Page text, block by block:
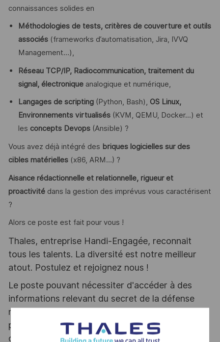
connaissances solides en
Méthodologies de tests, critères de couverture et outils
associés(frameworks d’automatisation, Jira, IVVQ
Management…),
Réseau TCP/IP, Radiocommunication, traitement du
signal, électroniqueanalogique et numérique,
Langages de scripting(Python, Bash), OS Linux,
Environnements virtualisés(KVM, QEMU, Docker...) et
les concepts Devops(Ansible) ?
Vous avez déjà intégré des briques logicielles sur des
cibles matérielles(x86, ARM…) ?
Aisance rédactionnelle et relationnelle, rigueur et
proactivité dans la gestion des imprévus vous caractérisent
?
Alors ce poste est fait pour vous !
Thales, entreprise Handi-Engagée, reconnait
tous les talents. La diversité est notre meilleur
atout. Postulez et rejoignez nous !
Le poste pouvant nécessiter d'accéder à des
informations relevant du secret de la défense
nationale, la personne retenue fera l'objet d'une
procédure d’habilitation, conformément aux
dispositions des articles R.2311-1 et suivants du